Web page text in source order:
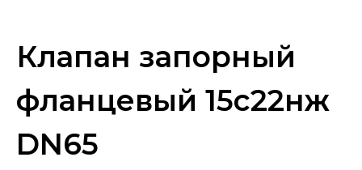
Клапан запорный
фланцевый 15с22нж
DN65